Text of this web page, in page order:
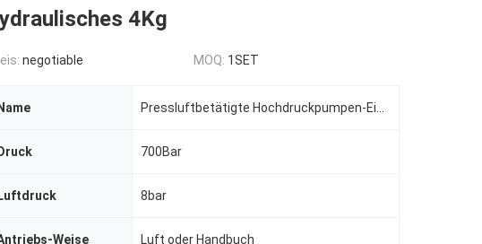
4Kg
negotiable MOQ: 1SET
Name
Druck 700Bar
Luftdruck 8bar
Weise Luft oder Handbuch